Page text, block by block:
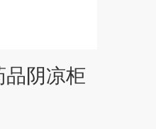
品阴凉柜